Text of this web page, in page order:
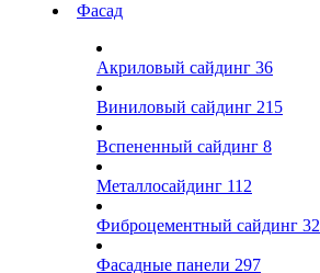
Фасад
Акриловый сайдинг 36
Виниловый сайдинг 215
Вспененный сайдинг 8
Металлосайдинг 112
Фиброцементный сайдинг 32
Фасадные панели 297